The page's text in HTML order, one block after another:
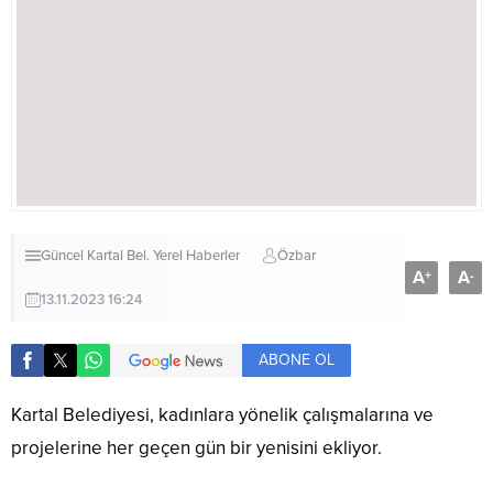
Güncel Kartal Bel. Yerel Haberler Özbar
13.11.2023 16:24
A+ A-
ABONE OL
Kartal Belediyesi, kadınlara yönelik çalışmalarına ve
projelerine her geçen gün bir yenisini ekliyor.